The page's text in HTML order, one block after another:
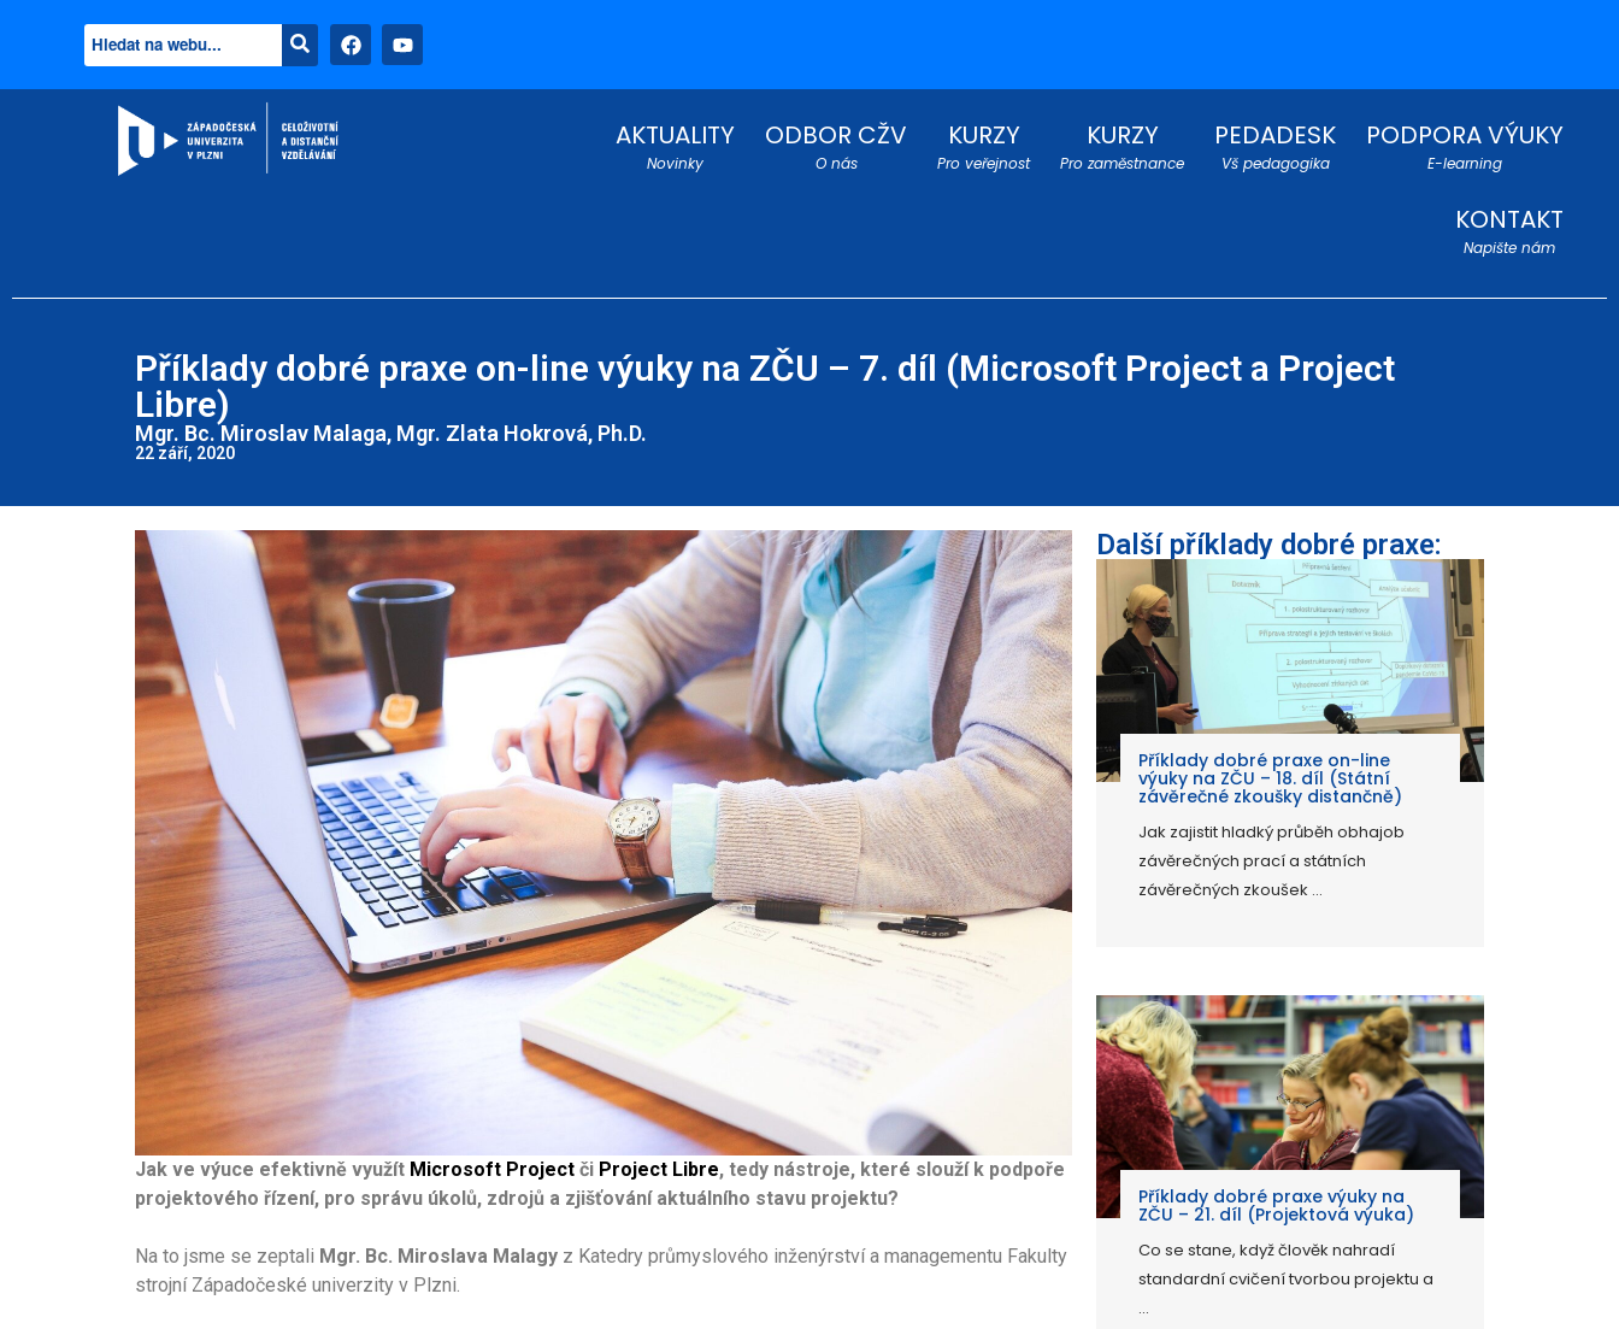
AKTUALITY
Novinky
ODBOR CŽV
O nás
KURZY
Pro veřejnost
KURZY
Pro zaměstnance
PEDADESK
Vš pedagogika
PODPORA VÝUKY
E-learning
KONTAKT
Napište nám
Příklady dobré praxe on-line výuky na ZČU – 7. díl (Microsoft Project a Project
Libre)
Mgr. Bc. Miroslav Malaga, Mgr. Zlata Hokrová, Ph.D.
22 září, 2020
Jak ve výuce efektivně využít Microsoft Project či Project Libre, tedy nástroje, které slouží k podpoře
projektového řízení, pro správu úkolů, zdrojů a zjišťování aktuálního stavu projektu?
Na to jsme se zeptali Mgr. Bc. Miroslava Malagy z Katedry průmyslového inženýrství a managementu Fakulty
strojní Západočeské univerzity v Plzni.
Další příklady dobré praxe:
Příklady dobré praxe on-line
výuky na ZČU – 18. díl (Státní
závěrečné zkoušky distančně)
Jak zajistit hladký průběh obhajob
závěrečných prací a státních
závěrečných zkoušek ...
Příklady dobré praxe výuky na
ZČU – 21. díl (Projektová výuka)
Co se stane, když člověk nahradí
standardní cvičení tvorbou projektu a
...